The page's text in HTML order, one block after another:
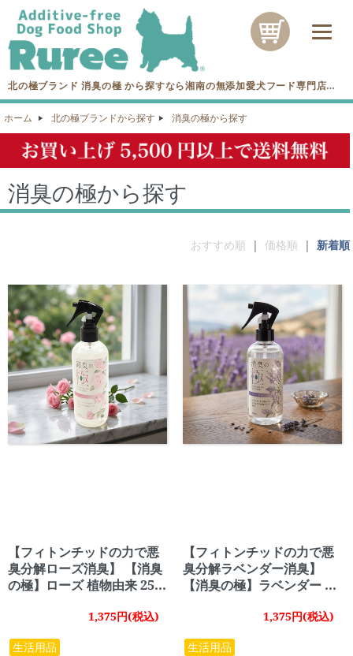
北の極ブランド 消臭の極 から探すなら湘南の無添加愛犬フード専門店
Rureeへ！
ホーム
北の極ブランドから探す 消臭の極から探す
消臭の極から探す
おすすめ順 | 価格順 | 新着順
【フィトンチッドの力で悪
臭分解ローズ消臭】 【消臭
の極】ローズ 植物由来 250
ー ローズ 植物由来】
1,375円(税込)
生活用品
【フィトンチッドの力で悪
臭分解ラベンダー消臭】
【消臭の極】ラベンダー 植
ット スプレー ラベンダー
植物由来】
1,375円(税込)
生活用品